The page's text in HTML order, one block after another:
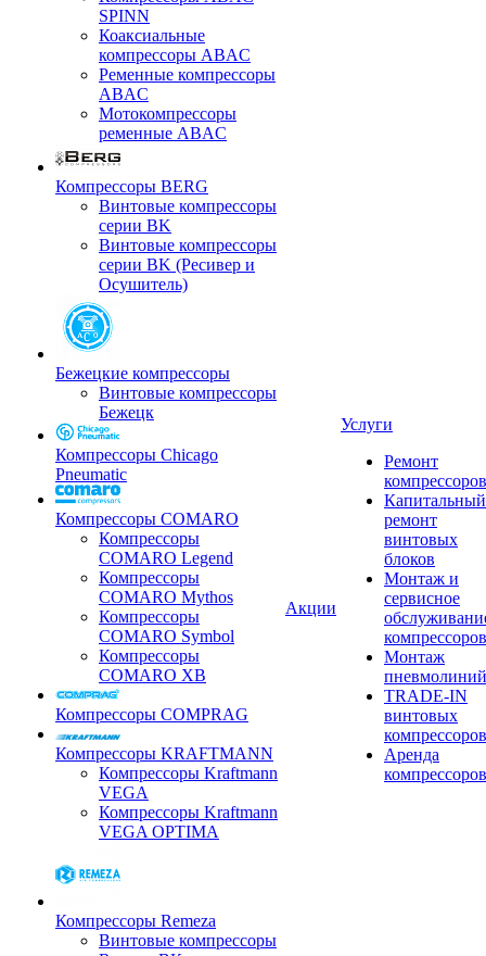
SPINN
Коаксиальные
компрессоры ABAC
Ременные компрессоры
ABAC
Мотокомпрессоры
ременные ABAC
Компрессоры BERG
Винтовые компрессоры
серии BK
Винтовые компрессоры
серии BK (Ресивер и
Осушитель)
Бежецкие компрессоры
Винтовые компрессоры
Бежецк
Компрессоры Chicago
Pneumatic
Компрессоры COMARO
Компрессоры
COMARO Legend
Компрессоры
COMARO Mythos
Компрессоры
COMARO Symbol
Компрессоры
COMARO XB
Компрессоры COMPRAG
Компрессоры KRAFTMANN
Компрессоры Kraftmann
VEGA
Компрессоры Kraftmann
VEGA OPTIMA
Компрессоры Remeza
Винтовые компрессоры
Акции
Услуги
Ремонт
компрессоров
Капитальный
ремонт
винтовых
блоков
Монтаж и
сервисное
компрессоров
Монтаж
пневмолиний
TRADE-IN
винтовых
компрессоров
Аренда
компрессоров